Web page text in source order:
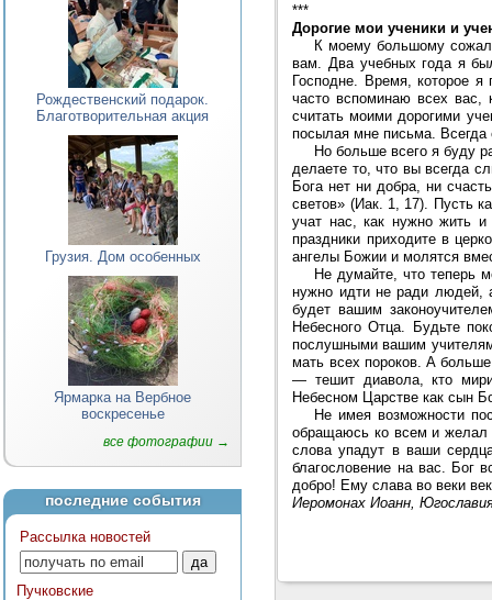
Рождественский подарок.
Благотворительная акция
Грузия. Дом особенных
Ярмарка на Вербное
воскресенье
все фотографии →
последние события
Рассылка новостей
Пучковские
***
Дорогие мои ученики и
К моему большому
вам. Два учебных года я
Господне. Время, которое я
часто вспоминаю всех вас,
считать моими дорогими
посылая мне письма.
Но больше всего я буду
делаете то, что вы всегда
Бога нет ни добра, ни
светов» (Иак. 1, 17). Пусть
учат нас, как нужно жить
праздники приходите в
ангелы Божии и молятся
Не думайте, что теперь
нужно идти не ради людей,
будет вашим
Небесного Отца. Будьте
послушными вашим учителям
мать всех пороков. А
— тешит диавола, кто
Небесном Царстве как сын
Не имея возможности
обращаюсь ко всем и желал
слова упадут в ваши
благословение на вас. Бог
добро! Ему слава во веки
Иеромонах Иоанн,